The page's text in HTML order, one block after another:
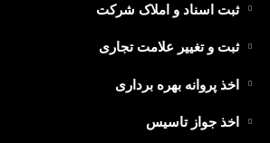
ثبت اسناد و املاک شرکت
ثبت و تغییر علامت تجاری
اخذ پروانه بهره برداری
اخذ جواز تاسیس